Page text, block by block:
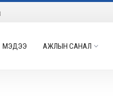
МЭДЭЭ АЖЛЫН САНАЛ